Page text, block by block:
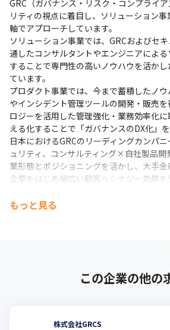
GRC（ガバナンス・リスク・コンプライ
リティの視点に着目し、ソリューション
軸でアプローチしています。
ソリューション事業では、GRCおよびセ
通したコンサルタントやエンジニアによ
することで専門性の高いノウハウを活か
ています。
プロダクト事業では、今まで蓄積したノ
やインシデント管理ツールの開発・販売を
ロジーを活用した管理強化・業務効率化
える化することで「ガバナンスのDX化」を
日本におけるGRCのリーディングカンパ
ュリティ、コンサルティング×自社製品開
業形態とポジショニングを活かし、大手
企業をはじめ幅広い顧客へシナジー効果
今後は、「進化に、加速を。」というミッ
・有限監査法人あずさ監査法人
もっと見る
この企業の他の
株式会社GRCS